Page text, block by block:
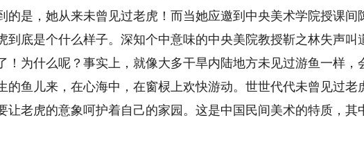
是，她从来未曾见过老虎！而当她应邀到中央美术学院授课间
到底是个什么样子。深知个中意味的中央美院教授靳之林失声叫
！为什么呢？事实上，就像大多干旱内陆地方未见过游鱼一样，
的鱼儿来，在心海中，在窗棂上欢快游动。世世代代未曾见过老
让老虎的意象呵护着自己的家园。这是中国民间美术的特质，其